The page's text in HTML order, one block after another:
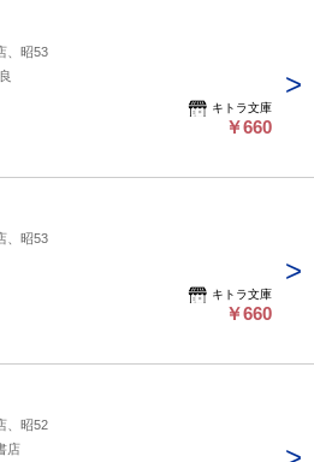
、昭53
キトラ文庫
￥660
、昭53
キトラ文庫
￥660
、昭52
店